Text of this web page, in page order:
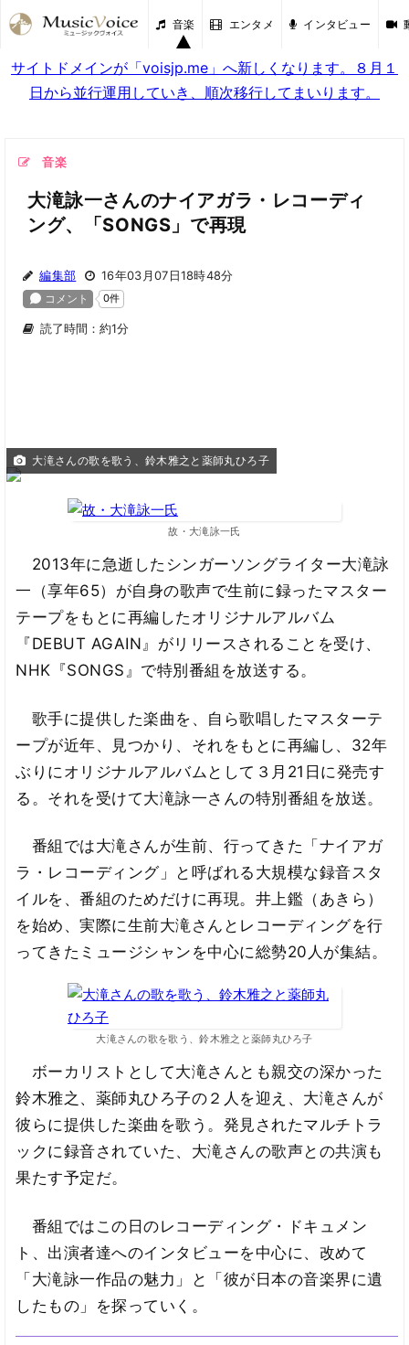
音楽 エンタメ インタビュー
サイトドメインが「voisjp.me」へ新しくなります。８月１
日から並行運用していき、順次移行してまいります。
音楽
大滝詠一さんのナイアガラ・レコーディ
ング、「SONGS」で再現
編集部 16年03月07日18時48分
読了時間：約1分
大滝さんの歌を歌う、鈴木雅之と薬師丸ひろ子
故・大滝詠一氏
2013年に急逝したシンガーソングライター大滝詠
一（享年65）が自身の歌声で生前に録ったマスター
テープをもとに再編したオリジナルアルバム
『DEBUT AGAIN』がリリースされることを受け、
NHK『SONGS』で特別番組を放送する。
歌手に提供した楽曲を、自ら歌唱したマスターテ
ープが近年、見つかり、それをもとに再編し、32年
ぶりにオリジナルアルバムとして３月21日に発売す
る。それを受けて大滝詠一さんの特別番組を放送。
番組では大滝さんが生前、行ってきた「ナイアガ
ラ・レコーディング」と呼ばれる大規模な録音スタ
イルを、番組のためだけに再現。井上鑑（あきら）
を始め、実際に生前大滝さんとレコーディングを行
ってきたミュージシャンを中心に総勢20人が集結。
大滝さんの歌を歌う、鈴木雅之と薬師丸ひろ子
ボーカリストとして大滝さんとも親交の深かった
鈴木雅之、薬師丸ひろ子の２人を迎え、大滝さんが
彼らに提供した楽曲を歌う。発見されたマルチトラ
ックに録音されていた、大滝さんの歌声との共演も
果たす予定だ。
番組ではこの日のレコーディング・ドキュメン
ト、出演者達へのインタビューを中心に、改めて
「大滝詠一作品の魅力」と「彼が日本の音楽界に遺
したもの」を探っていく。